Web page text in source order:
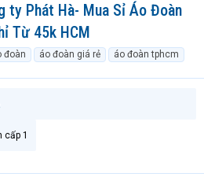
ty Phát Hà- Mua Sỉ Áo Đoàn
Từ 45k HCM
đoàn áo đoàn giá rẻ áo đoàn tphcm
cấp 1